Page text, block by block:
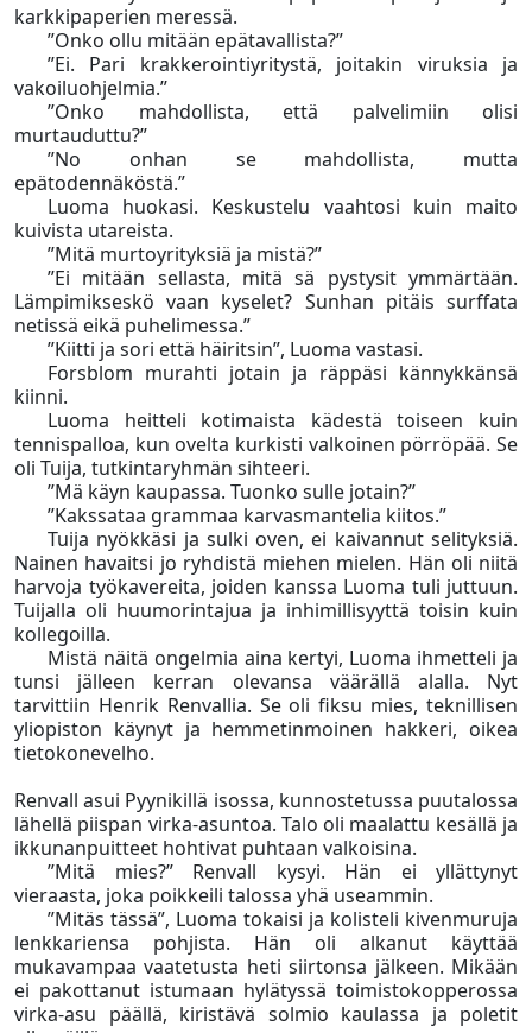
karkkipaperien meressä.
”Onko ollu mitään epätavallista?”
”Ei. Pari krakkerointiyritystä, joitakin viruksia ja
vakoiluohjelmia.”
”Onko mahdollista, että palvelimiin olisi
murtauduttu?”
”No onhan se mahdollista, mutta
epätodennäköstä.”
Luoma huokasi. Keskustelu vaahtosi kuin maito
kuivista utareista.
”Mitä murtoyrityksiä ja mistä?”
”Ei mitään sellasta, mitä sä pystysit ymmärtään.
Lämpimikseskö vaan kyselet? Sunhan pitäis surffata
netissä eikä puhelimessa.”
”Kiitti ja sori että häiritsin”, Luoma vastasi.
Forsblom murahti jotain ja räppäsi kännykkänsä
kiinni.
Luoma heitteli kotimaista kädestä toiseen kuin
tennispalloa, kun ovelta kurkisti valkoinen pörröpää. Se
oli Tuija, tutkintaryhmän sihteeri.
”Mä käyn kaupassa. Tuonko sulle jotain?”
”Kakssataa grammaa karvasmantelia kiitos.”
Tuija nyökkäsi ja sulki oven, ei kaivannut selityksiä.
Nainen havaitsi jo ryhdistä miehen mielen. Hän oli niitä
harvoja työkavereita, joiden kanssa Luoma tuli juttuun.
Tuijalla oli huumorintajua ja inhimillisyyttä toisin kuin
kollegoilla.
Mistä näitä ongelmia aina kertyi, Luoma ihmetteli ja
tunsi jälleen kerran olevansa väärällä alalla. Nyt
tarvittiin Henrik Renvallia. Se oli fiksu mies, teknillisen
yliopiston käynyt ja hemmetinmoinen hakkeri, oikea
tietokonevelho.
Renvall asui Pyynikillä isossa, kunnostetussa puutalossa
lähellä piispan virka-asuntoa. Talo oli maalattu kesällä ja
ikkunanpuitteet hohtivat puhtaan valkoisina.
”Mitä mies?” Renvall kysyi. Hän ei yllättynyt
vieraasta, joka poikkeili talossa yhä useammin.
”Mitäs tässä”, Luoma tokaisi ja kolisteli kivenmuruja
lenkkariensa pohjista. Hän oli alkanut käyttää
mukavampaa vaatetusta heti siirtonsa jälkeen. Mikään
ei pakottanut istumaan hylätyssä toimistokopperossa
virka-asu päällä, kiristävä solmio kaulassa ja poletit